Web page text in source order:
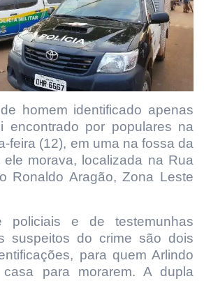
identificado apenas
encontrado por populares na
feira (12), em uma na fossa da
morava, localizada na Rua
Ronaldo Aragão, Zona Leste
policiais e de testemunhas
suspeitos do crime são dois
para quem Arlindo
para morarem. A dupla